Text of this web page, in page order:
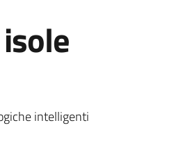
intelligenti